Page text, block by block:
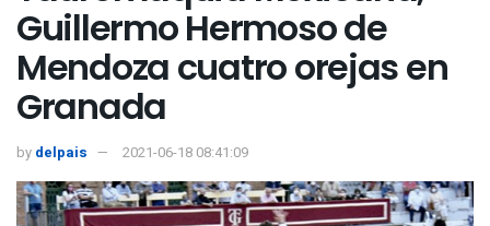
Guillermo Hermoso de
Mendoza cuatro orejas en
Granada
by delpais 2021-06-18 08:41:09